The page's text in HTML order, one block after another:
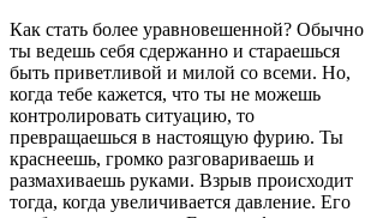
Как стать более уравновешенной? Обычно
ты ведешь себя сдержанно и стараешься
быть приветливой и милой со всеми. Но,
когда тебе кажется, что ты не можешь
контролировать ситуацию, то
превращаешься в настоящую фурию. Ты
краснеешь, громко разговариваешь и
размахиваешь руками. Взрыв происходит
тогда, когда увеличивается давление. Его